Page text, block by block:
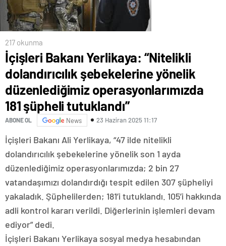
217 okunma
İçişleri Bakanı Yerlikaya: “Nitelikli
dolandırıcılık şebekelerine yönelik
düzenlediğimiz operasyonlarımızda
181 şüpheli tutuklandı”
ABONE OL News 23 Haziran 2025 11:17
İçişleri Bakanı Ali Yerlikaya, “47 ilde nitelikli
dolandırıcılık şebekelerine yönelik son 1 ayda
düzenlediğimiz operasyonlarımızda; 2 bin 27
vatandaşımızı dolandırdığı tespit edilen 307 şüpheliyi
yakaladık. Şüphelilerden; 181’i tutuklandı. 105’i hakkında
adli kontrol kararı verildi. Diğerlerinin işlemleri devam
ediyor” dedi.
İçişleri Bakanı Yerlikaya sosyal medya hesabından